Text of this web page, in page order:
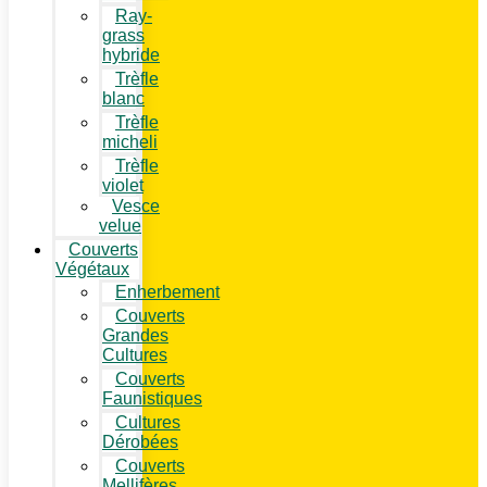
Ray-
grass
hybride
Trèfle
blanc
Trèfle
micheli
Trèfle
violet
Vesce
velue
Couverts
Végétaux
Enherbement
Couverts
Grandes
Cultures
Couverts
Faunistiques
Cultures
Dérobées
Couverts